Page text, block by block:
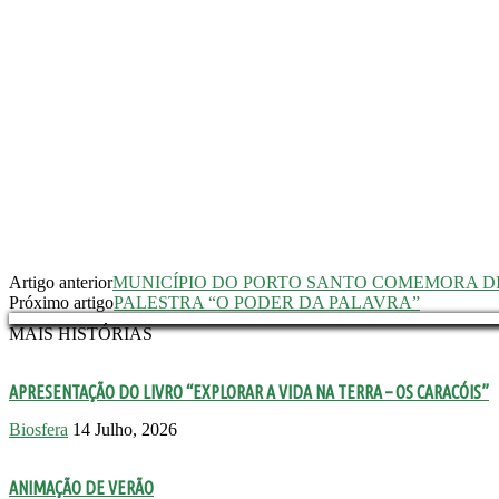
Artigo anteriorMUNICÍPIO DO PORTO SANTO COMEMORA
Próximo artigoPALESTRA “O PODER DA PALAVRA”
MAIS HISTÓRIAS
APRESENTAÇÃO DO LIVRO “EXPLORAR A VIDA NA TERRA – OS CARACÓIS”
Biosfera 14 Julho, 2026
ANIMAÇÃO DE VERÃO